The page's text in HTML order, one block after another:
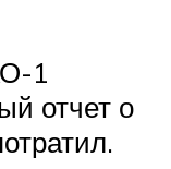
1
отчет о